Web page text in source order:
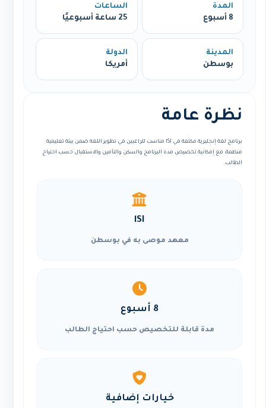
المدة
8 أسبوع
الساعات
25 ساعة أسبوعيًا
المدينة
بوسطن
الدولة
أمريكا
نظرة عامة
برنامج لغة إنجليزية مكثفة في lSI مناسب للراغبين في تطوير اللغة ضمن بيئة تعليمية
منظمة، مع إمكانية تخصيص مدة البرنامج والسكن والتأمين والاستقبال حسب احتياج
الطالب.
lSI
معهد موصى به في بوسطن
8 أسبوع
مدة قابلة للتخصيص حسب احتياج الطالب
خيارات إضافية